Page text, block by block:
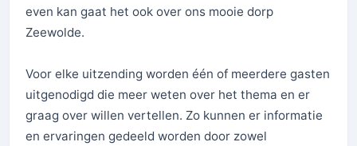
even kan gaat het ook over ons mooie dorp
Zeewolde.
Voor elke uitzending worden één of meerdere gasten
uitgenodigd die meer weten over het thema en er
graag over willen vertellen. Zo kunnen er informatie
en ervaringen gedeeld worden door zowel